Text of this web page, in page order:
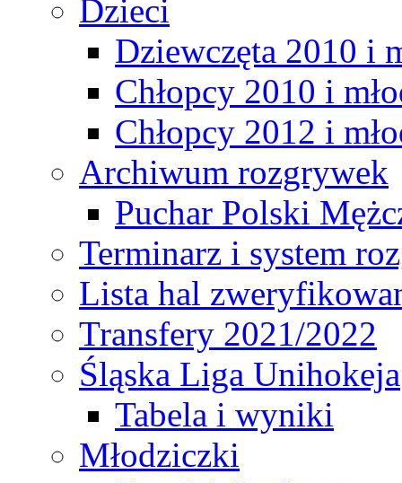
Dzieci
Dziewczęta 2010 i
Chłopcy 2010 i
Chłopcy 2012 i
Archiwum rozgrywek
Puchar Polski
Terminarz i system
Lista hal
Transfery 2021/2022
Śląska Liga Unihokeja
Tabela i wyniki
Młodziczki